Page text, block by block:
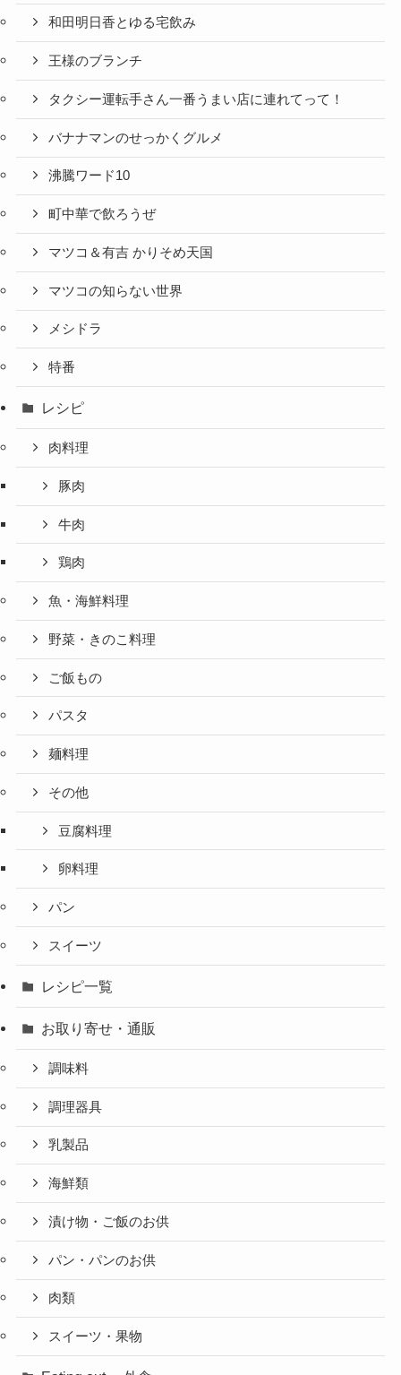
和田明日香とゆる宅飲み
王様のブランチ
タクシー運転手さん一番うまい店に連れてって！
バナナマンのせっかくグルメ
沸騰ワード10
町中華で飲ろうぜ
マツコ＆有吉 かりそめ天国
マツコの知らない世界
メシドラ
特番
レシピ
肉料理
豚肉
牛肉
鶏肉
魚・海鮮料理
野菜・きのこ料理
ご飯もの
パスタ
麺料理
その他
豆腐料理
卵料理
パン
スイーツ
レシピ一覧
お取り寄せ・通販
調味料
調理器具
乳製品
海鮮類
漬け物・ご飯のお供
パン・パンのお供
肉類
スイーツ・果物